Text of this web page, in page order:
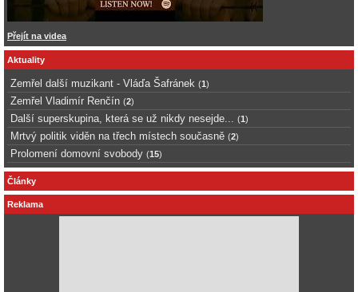
Přejít na videa
Aktuality
Zemřel další muzikant - Vláďa Šafránek (1)
Zemřel Vladimír Renčín (2)
Další superskupina, která se už nikdy nesejde... (1)
Mrtvý politik viděn na třech místech současně (2)
Prolomení domovní svobody (15)
Články
Reklama